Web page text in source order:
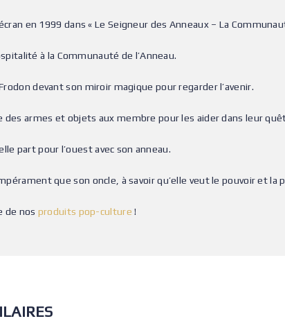
en 1999 dans « Le Seigneur des Anneaux – La
à la Communauté de l’Anneau.
devant son miroir magique pour regarder l’avenir.
des armes et objets aux membre pour les aider dans leur
part pour l’ouest avec son anneau.
que son oncle, à savoir qu’elle veut le pouvoir et la
de nos produits pop-culture !